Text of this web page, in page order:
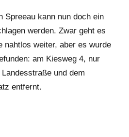
Spreeau kann nun doch ein
werden. Zwar geht es
nahtlos weiter, aber es wurde
am Kiesweg 4, nur
und dem
entfernt.